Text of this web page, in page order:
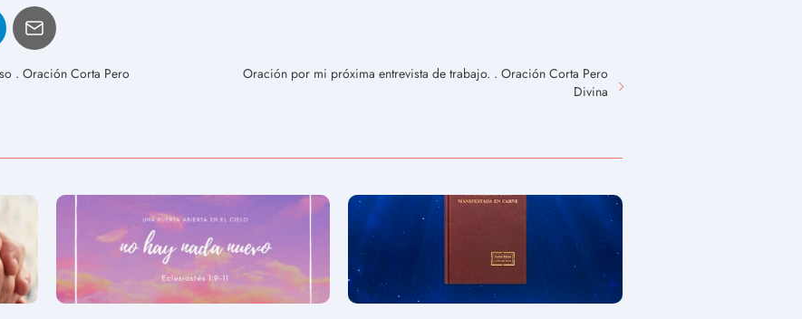
. Oración Corta Pero
Oración por mi próxima entrevista de trabajo. . Oración Corta Pero
Divina